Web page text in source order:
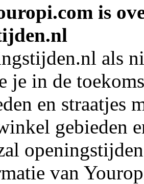
is
als
je in de
en straatjes
gebieden
van